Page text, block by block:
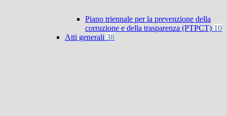
Piano triennale per la prevenzione della
corruzione e della trasparenza (PTPCT) 10
Atti generali 38